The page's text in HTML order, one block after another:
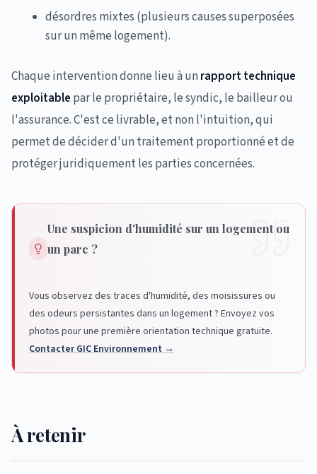
désordres mixtes (plusieurs causes superposées
sur un même logement).
Chaque intervention donne lieu à un rapport technique
exploitable par le propriétaire, le syndic, le bailleur ou
l'assurance. C'est ce livrable, et non l'intuition, qui
permet de décider d'un traitement proportionné et de
protéger juridiquement les parties concernées.
Une suspicion d'humidité sur un logement ou
un parc ?
Vous observez des traces d'humidité, des moisissures ou
des odeurs persistantes dans un logement ? Envoyez vos
photos pour une première orientation technique gratuite.
Contacter GIC Environnement →
À retenir